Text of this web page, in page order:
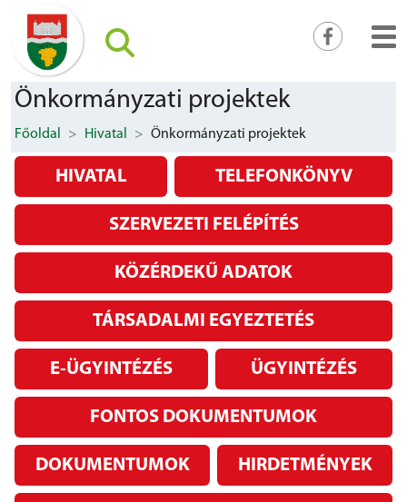
Önkormányzati projektek
Főoldal Hivatal Önkormányzati projektek
HIVATAL TELEFONKÖNYV
SZERVEZETI FELÉPÍTÉS
KÖZÉRDEKŰ ADATOK
TÁRSADALMI EGYEZTETÉS
E-ÜGYINTÉZÉS ÜGYINTÉZÉS
FONTOS DOKUMENTUMOK
DOKUMENTUMOK HIRDETMÉNYEK